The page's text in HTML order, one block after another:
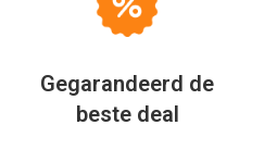
Gegarandeerd de
beste deal